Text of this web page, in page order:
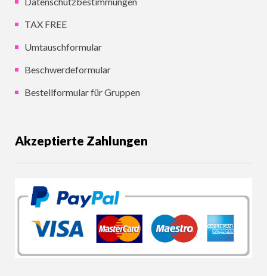
TAX FREE
Umtauschformular
Beschwerdeformular
Bestellformular für Gruppen
Akzeptierte Zahlungen